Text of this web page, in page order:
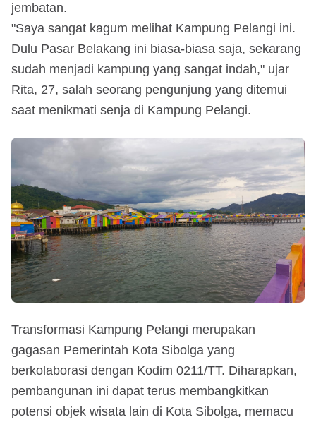
jembatan.
"Saya sangat kagum melihat Kampung Pelangi ini.
Dulu Pasar Belakang ini biasa-biasa saja, sekarang
sudah menjadi kampung yang sangat indah," ujar
Rita, 27, salah seorang pengunjung yang ditemui
saat menikmati senja di Kampung Pelangi.
Transformasi Kampung Pelangi merupakan
gagasan Pemerintah Kota Sibolga yang
berkolaborasi dengan Kodim 0211/TT. Diharapkan,
pembangunan ini dapat terus membangkitkan
potensi objek wisata lain di Kota Sibolga, memacu